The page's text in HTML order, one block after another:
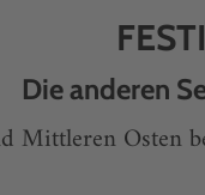
Die anderen
Mittleren Osten